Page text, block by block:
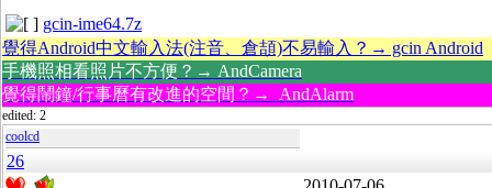
gcin-ime64.7z
覺得Android中文輸入法(注音、倉頡)不易輸入？→ gcin Android
手機照相看照片不方便？→ AndCamera
覺得鬧鐘/行事曆有改進的空間？→ AndAlarm
edited: 2
coolcd
26